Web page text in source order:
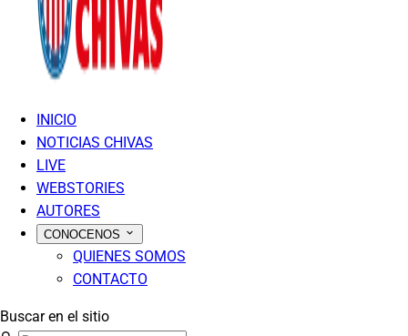
INICIO
NOTICIAS CHIVAS
LIVE
WEBSTORIES
AUTORES
CONOCENOS
QUIENES SOMOS
CONTACTO
Buscar en el sitio